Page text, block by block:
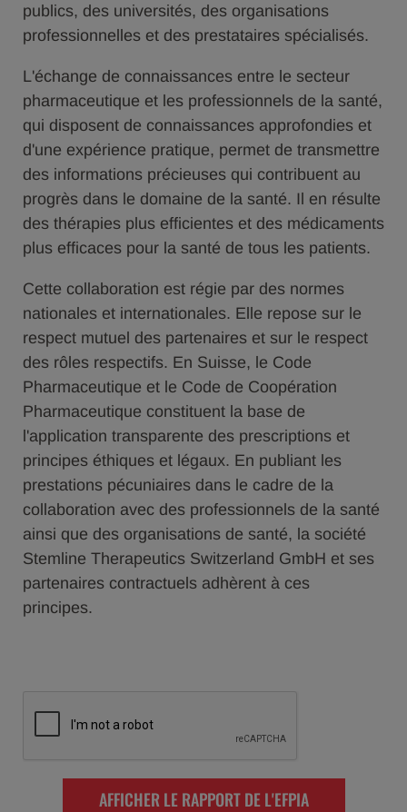
publics, des universités, des organisations
professionnelles et des prestataires spécialisés.
L'échange de connaissances entre le secteur
pharmaceutique et les professionnels de la santé,
qui disposent de connaissances approfondies et
d'une expérience pratique, permet de transmettre
des informations précieuses qui contribuent au
progrès dans le domaine de la santé. Il en résulte
des thérapies plus efficientes et des médicaments
plus efficaces pour la santé de tous les patients.
Cette collaboration est régie par des normes
nationales et internationales. Elle repose sur le
respect mutuel des partenaires et sur le respect
des rôles respectifs. En Suisse, le Code
Pharmaceutique et le Code de Coopération
Pharmaceutique constituent la base de
l'application transparente des prescriptions et
principes éthiques et légaux. En publiant les
prestations pécuniaires dans le cadre de la
collaboration avec des professionnels de la santé
ainsi que des organisations de santé, la société
Stemline Therapeutics Switzerland GmbH et ses
partenaires contractuels adhèrent à ces
principes.
AFFICHER LE RAPPORT DE L'EFPIA